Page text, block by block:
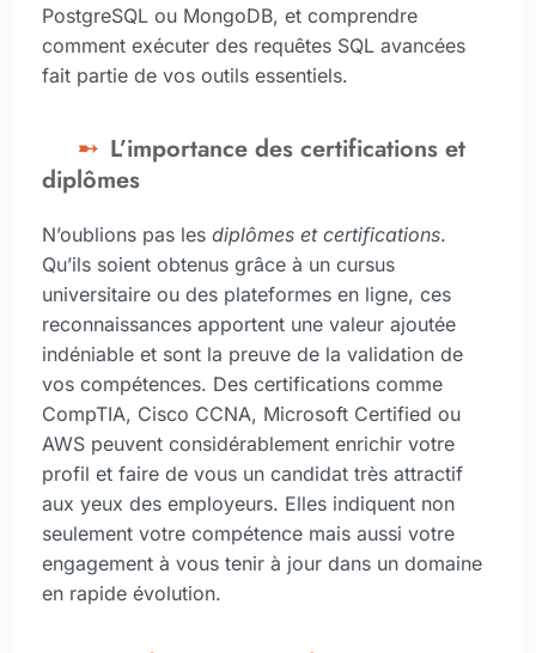
PostgreSQL ou MongoDB, et comprendre
comment exécuter des requêtes SQL avancées
fait partie de vos outils essentiels.
L’importance des certifications et
diplômes
N’oublions pas les diplômes et certifications.
Qu’ils soient obtenus grâce à un cursus
universitaire ou des plateformes en ligne, ces
reconnaissances apportent une valeur ajoutée
indéniable et sont la preuve de la validation de
vos compétences. Des certifications comme
CompTIA, Cisco CCNA, Microsoft Certified ou
AWS peuvent considérablement enrichir votre
profil et faire de vous un candidat très attractif
aux yeux des employeurs. Elles indiquent non
seulement votre compétence mais aussi votre
engagement à vous tenir à jour dans un domaine
en rapide évolution.